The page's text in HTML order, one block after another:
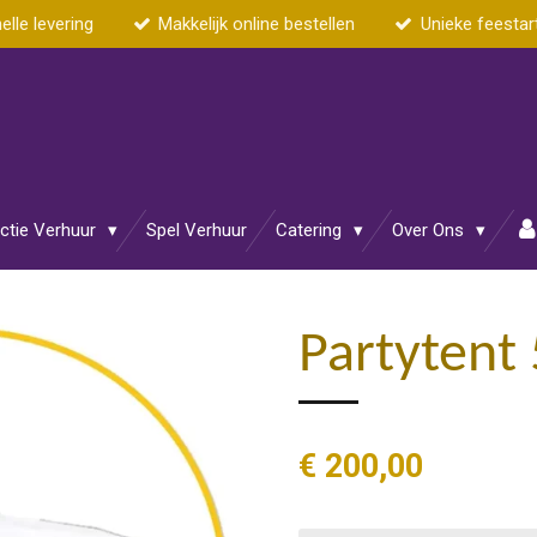
levering Makkelijk online bestellen Unieke
Verhuur Spel Verhuur Catering Over Ons
Partytent
€ 200,00